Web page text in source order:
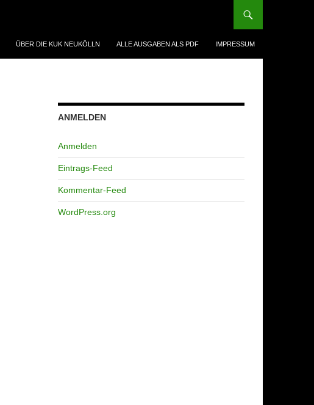
ÜBER DIE KUK NEUKÖLLN ALLE AUSGABEN ALS PDF IMPRESSUM
ANMELDEN
Anmelden
Eintrags-Feed
Kommentar-Feed
WordPress.org